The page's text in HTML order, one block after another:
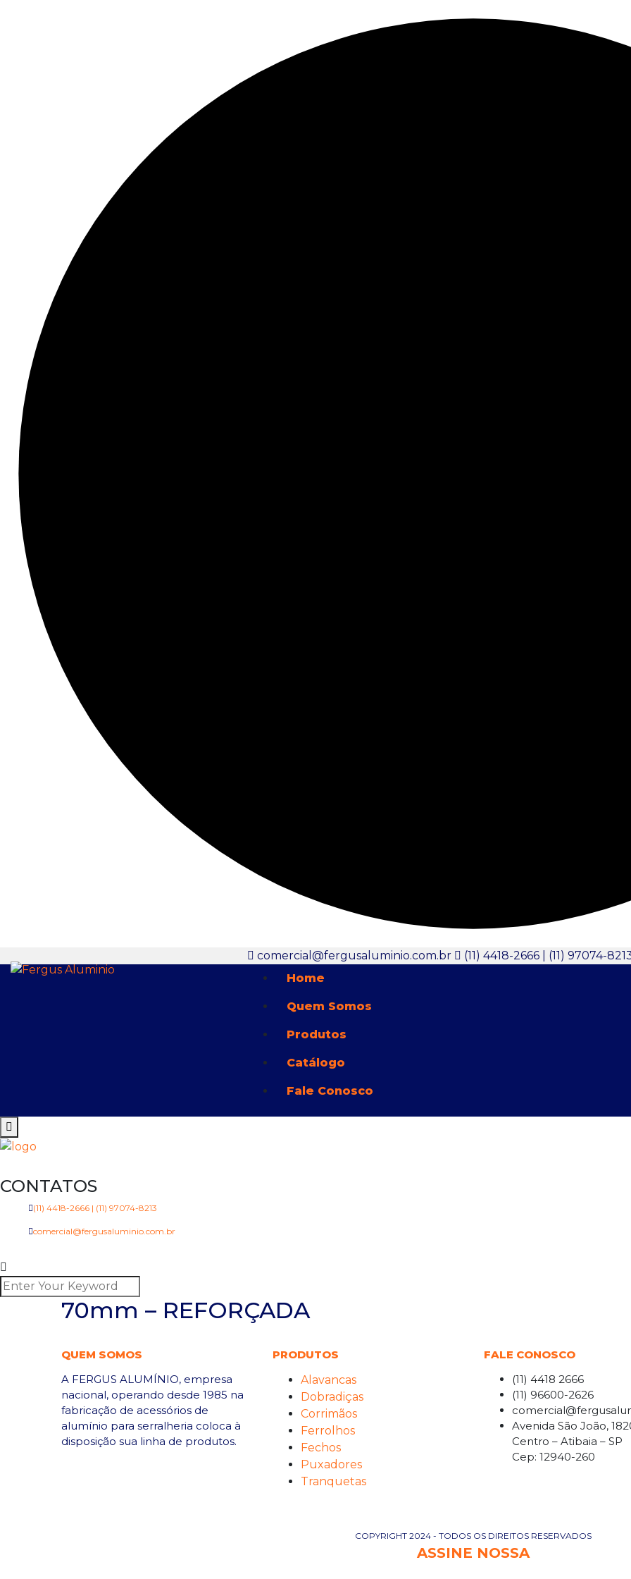
comercial@fergusaluminio.com.br
(11) 4418-2666 | (11) 97074-
Home
Quem Somos
Produtos
Catálogo
Fale Conosco
CONTATOS
(11) 4418-2666 | (11) 97074-8213
comercial@fergusaluminio.com.br
70mm – REFORÇADA
QUEM SOMOS
A FERGUS ALUMÍNIO, empresa
nacional, operando desde 1985 na
fabricação de acessórios de
alumínio para serralheria coloca à
disposição sua linha de produtos.
PRODUTOS
Alavancas
Dobradiças
Corrimãos
Ferrolhos
Fechos
Puxadores
Tranquetas
FALE CONOSCO
(11) 4418 2666
(11) 96600-2626
Avenida São João,
Centro – Atibaia – SP
Cep: 12940-260
COPYRIGHT 2024 - TODOS OS DIREITOS RESERVADOS
ASSINE NOSSA